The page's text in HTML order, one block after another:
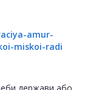
amur-
miskoi-radi